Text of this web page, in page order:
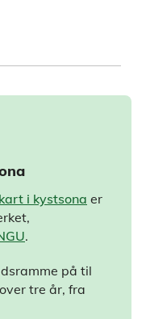
i kystsona er
.
på til
tre år, fra